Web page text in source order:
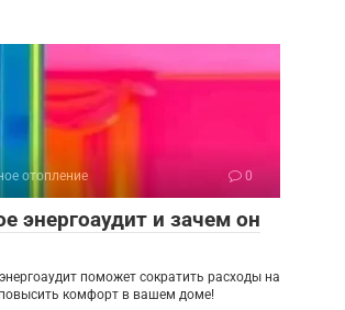
отопление 0
энергоаудит и зачем он
поможет сократить расходы на
комфорт в вашем доме!